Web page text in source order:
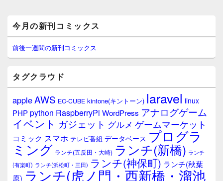
イ
ン
サ
イ
ウ
ィ
ジ
ェ
ア
今月の新刊コミックス
前後一週間の新刊コミックス
タグクラウド
appleAWS EC-CUBE kintone(キントーン) laravel linux
PHPpython RaspberryPi WordPress アナログゲーム
イベント ガジェット グルメ ゲームマーケット
コミック スマホ テレビ番組 データベース プログラ
ミング ランチ(五反田・大崎) ランチ(新橋) ランチ
(有楽町) ランチ(浜松町・三田) ランチ(神保町) ランチ(秋葉
原) ランチ(虎ノ門・西新橋・溜池